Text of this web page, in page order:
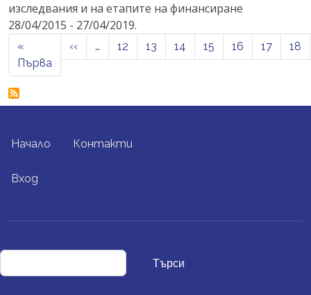
изследвания и на етапите на финансиране
28/04/2015 - 27/04/2019.
Pagination
«
Първа First page
‹‹ Previous page
… 12 13 14 15 16 17 18
FOOTER MENU
Начало Контакти
USER ACCOUNT MENU
Вход
Търси